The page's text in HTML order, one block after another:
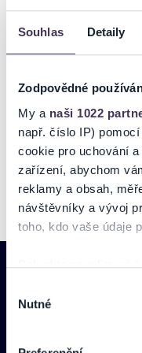
Souhlas Detaily
Zodpovědné
My a naši 1022
např. číslo IP)
cookie pro uchování
zařízení, abychom
reklamy a obsah,
návštěvníky a vývoj
toho, kdo vaše údaje
Pokud to povolíte,
které mohou být
skenování pro
souhlasu
Nutné
PRIHLÁSIŤ SA
Pridajte sa do zoznamu